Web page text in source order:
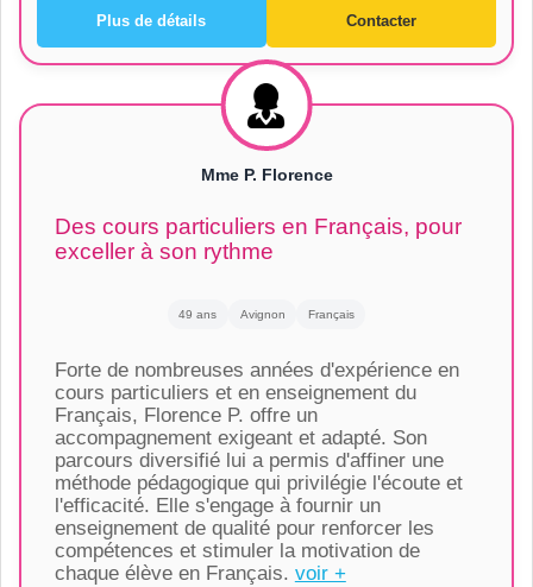
Plus de détails Contacter
Mme P. Florence
Des cours particuliers en Français, pour
exceller à son rythme
49 ans Avignon Français
Forte de nombreuses années d'expérience en
cours particuliers et en enseignement du
Français, Florence P. offre un
accompagnement exigeant et adapté. Son
parcours diversifié lui a permis d'affiner une
méthode pédagogique qui privilégie l'écoute et
l'efficacité. Elle s'engage à fournir un
enseignement de qualité pour renforcer les
compétences et stimuler la motivation de
chaque élève en Français. voir +